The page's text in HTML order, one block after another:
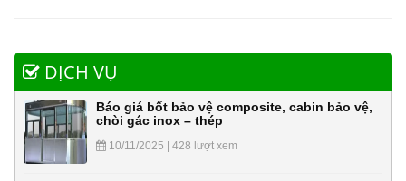
DỊCH VỤ
Báo giá bốt bảo vệ composite, cabin bảo vệ,
chòi gác inox – thép
10/11/2025 | 428 lượt xem